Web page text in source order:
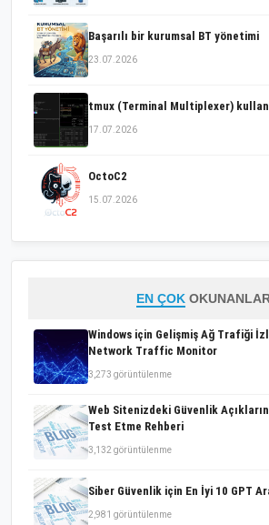
Başarılı bir kurumsal BT yönetimi
23.07.2026
tmux (Terminal Multiplexer)
17.07.2026
OctoC2
15.07.2026
EN ÇOK
Windows için Gelişmiş Ağ Trafiği
Network Traffic Monitor
3,273 görüntülenme
Web Sitenizdeki Güvenlik
Test Etme Rehberi
3,132 görüntülenme
Siber Güvenlik için En İyi 10 GPT
2,981 görüntülenme